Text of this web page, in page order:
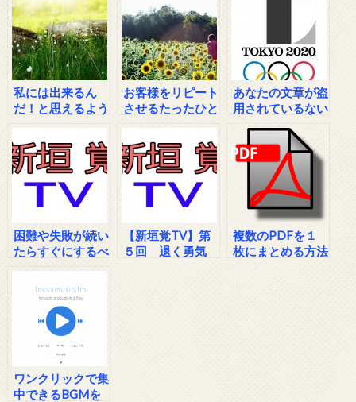
私には出来るん
だ！と思えるよう
方法
お客様をリピート
させるたったひと
あなたの文章が盗
用されているない
困難や失敗が続い
たらすぐにするべ
【新垣覚TV】第
５回 退く勇気
複数のPDFを１
枚にまとめる方法
ワンクリックで集
中できるBGMを